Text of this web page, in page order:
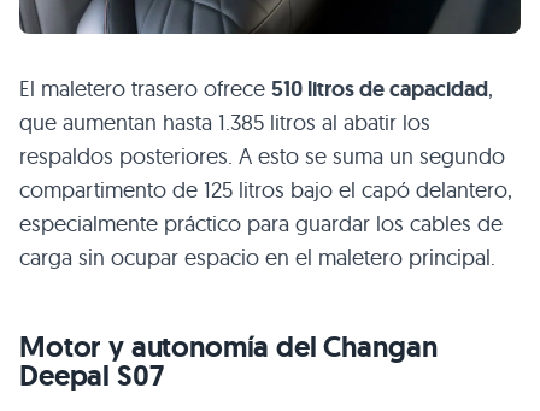
El maletero trasero ofrece 510 litros de capacidad,
que aumentan hasta 1.385 litros al abatir los
respaldos posteriores. A esto se suma un segundo
compartimento de 125 litros bajo el capó delantero,
especialmente práctico para guardar los cables de
carga sin ocupar espacio en el maletero principal.
Motor y autonomía del Changan
Deepal S07